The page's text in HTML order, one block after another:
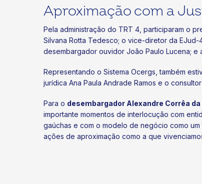
Aproximação com a
Pela administração do TRT 4, participaram o
Silvana Rotta Tedesco; o vice-diretor da
desembargador ouvidor João Paulo Lucena; e
Representando o Sistema Ocergs, também
jurídica Ana Paula Andrade Ramos e o
Para o desembargador Alexandre Corrêa da
importante momentos de interlocução com
gaúchas e com o modelo de negócio como
ações de aproximação como a que